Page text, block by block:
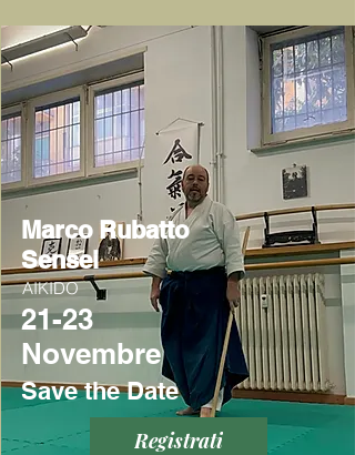
Marco Rubatto
Sensei
AIKIDO
21-23
Novembre
Save the Date
Registrati